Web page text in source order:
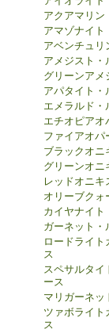
アクアマリン
アマゾナイト
アベンチュリ
アメジスト・
グリーンアメ
アパタイト・
エメラルド・
エチオピアオ
ファイアオパ
ブラックオニ
グリーンオニ
レッドオニキ
オリーブクォ
カイヤナイト
ガーネット・
ロードライト
ス
スペサルタイ
ース
マリガーネッ
ツァボライト
ス